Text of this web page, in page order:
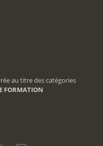
au titre des catégories
FORMATION